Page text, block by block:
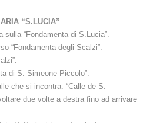
“S.LUCIA”
“Fondamenta di S.Lucia”.
“Fondamenta degli Scalzi”.
di S. Simeone Piccolo”.
che si incontra: “Calle de S.
due volte a destra fino ad arrivare